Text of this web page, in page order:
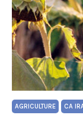
AGRICULTURE CA